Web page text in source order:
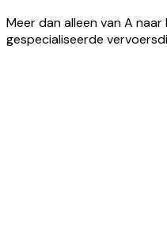
Meer dan alleen van A
gespecialiseerde